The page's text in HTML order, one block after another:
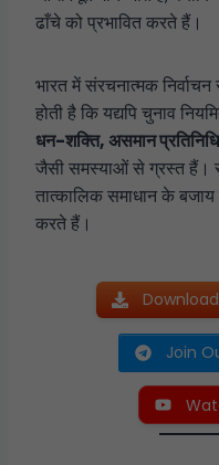
ढाँचे को प्रभावित करते हैं।
भारत में संरचनात्मक
होती है कि यद्यपि चुनाव
धन-शक्ति, असमान
जैसी समस्याओं से ग्रस्त हैं।
तात्कालिक समाधान के बजाय
करते हैं।
Join